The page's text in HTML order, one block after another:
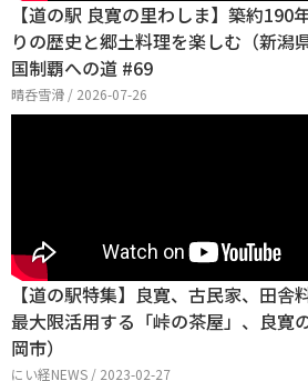
【道の駅 良寛の里わしま】築約190
りの歴史と郷土料理を楽しむ（新潟
国制覇への道 #69
晴呑雪滑 / 2026-07-26
【道の駅特集】良寛、古民家、田
最大限活用する「峠の茶屋」、良寛
岡市）
にい経NEWS / 2023-02-27